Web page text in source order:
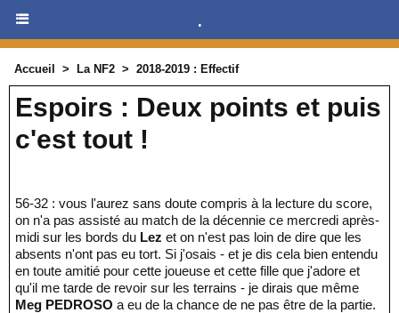
.
Accueil > La NF2 > 2018-2019 : Effectif
Espoirs : Deux points et puis
c'est tout !
56-32 : vous l'aurez sans doute compris à la lecture du score,
on n'a pas assisté au match de la décennie ce mercredi après-
midi sur les bords du Lez et on n'est pas loin de dire que les
absents n'ont pas eu tort. Si j'osais - et je dis cela bien entendu
en toute amitié pour cette joueuse et cette fille que j'adore et
qu'il me tarde de revoir sur les terrains - je dirais que même
Meg PEDROSO a eu de la chance de ne pas être de la partie.